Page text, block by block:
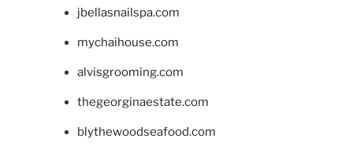
jbellasnailspa.com
mychaihouse.com
alvisgrooming.com
thegeorginaestate.com
blythewoodseafood.com